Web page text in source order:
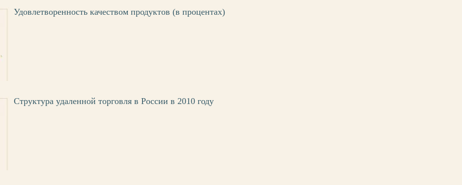
Удовлетворенность качеством продуктов (в процентах)
Структура удаленной торговля в России в 2010 году